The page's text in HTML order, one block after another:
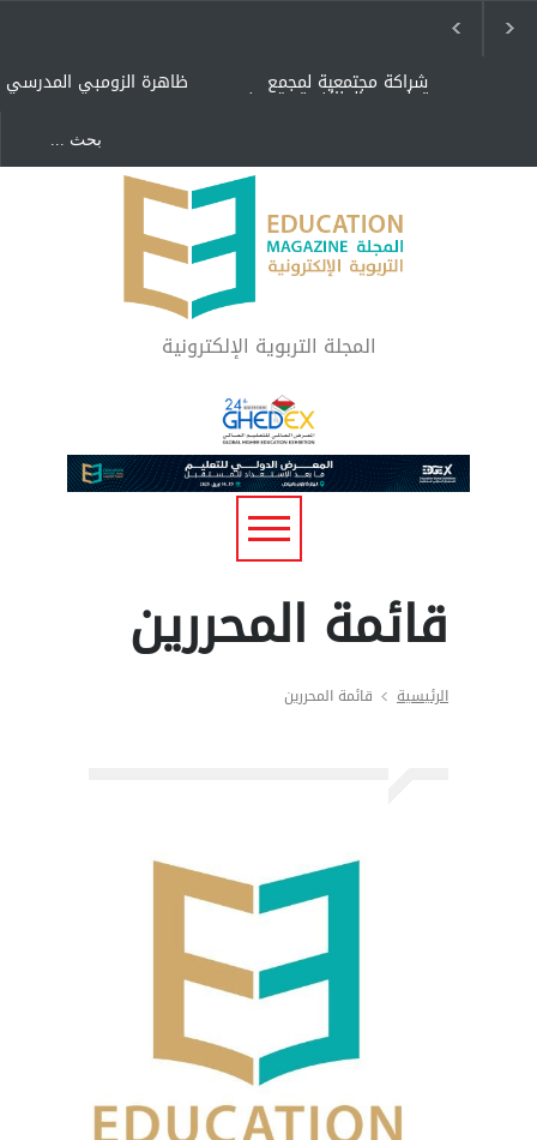
ظاهرة الزومبي المدرسي شراكة مجتمعية لمجمع
تعليمي بالطائف تستهدف
"كنت أنضرب ومافيني إلا
العافية" هل هذا مبرر
لاستمرار أسلوب التربية
المتوارث؟
لماذا تعد برامج توعية الأطفال
بخصوصية الجسد وقاية لا
فضول؟
المجلة التربوية الإلكترونية
قائمة المحررين
الرئيسية قائمة المحررين